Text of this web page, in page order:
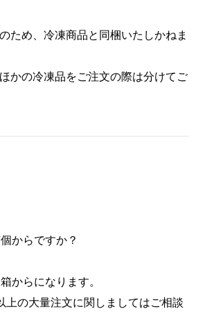
ため、冷凍商品と同梱いたしかねま
かの冷凍品をご注文の際は分けてご
からですか？
からになります。
上の大量注文に関しましてはご相談